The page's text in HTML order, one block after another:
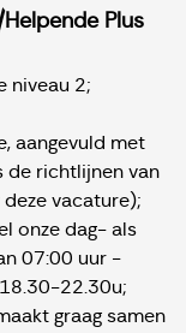
Plus
niveau 2;
aangevuld met
de richtlijnen van
vacature);
onze dag- als
07:00 uur -
22.30u;
graag samen